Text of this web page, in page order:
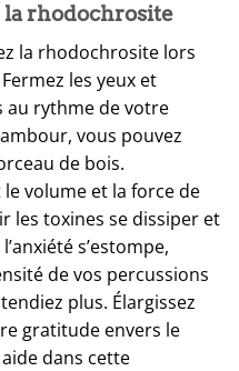
rhodochrosite
la rhodochrosite lors
les yeux et
au rythme de votre
vous pouvez
de bois.
volume et la force de
les toxines se dissiper et
s’estompe,
de vos percussions
plus. Élargissez
gratitude envers le
dans cette